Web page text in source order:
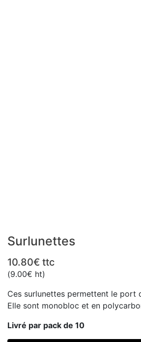
Surlunettes
10.80€ ttc
(9.00€ ht)
Ces surlunettes permettent le port
Elle sont monobloc et en
Livré par pack de 10